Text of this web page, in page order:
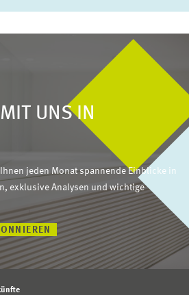
UNS IN
jeden Monat spannende Einblicke in
exklusive Analysen und wichtige